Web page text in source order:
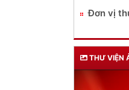
Đơn vị
THƯ VIỆN